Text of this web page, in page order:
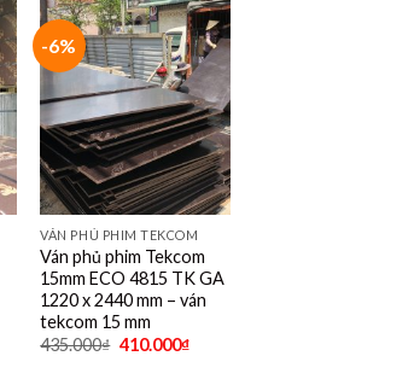
-6%
VÁN PHỦ PHIM TEKCOM
Ván phủ phim Tekcom
15mm ECO 4815 TK GA
1220 x 2440 mm – ván
tekcom 15 mm
435.000₫ 410.000₫